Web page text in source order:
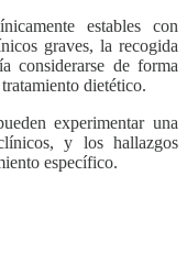
estables con
graves, la recogida
considerarse de forma
dietético.
experimentar una
y los hallazgos
específico.